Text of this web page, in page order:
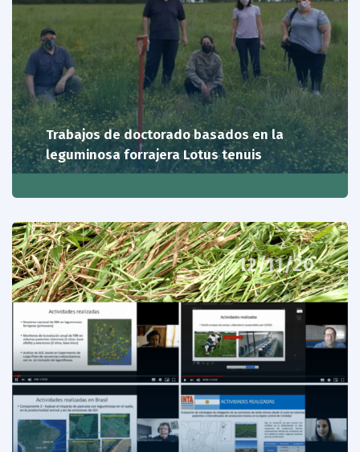
Trabajos de doctorado basados en la
leguminosa forrajera Lotus tenuis
12/11/20